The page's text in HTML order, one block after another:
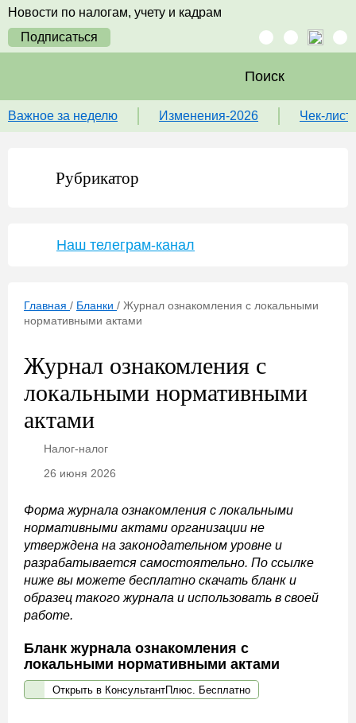
Новости по налогам, учету и кадрам
Подписаться
Поиск
Важное за неделю Изменения-2026 Чек-
Рубрикатор
Наш телеграм-канал
Главная / Бланки / Журнал ознакомления с локальными
нормативными актами
Журнал ознакомления с
локальными нормативными
актами
Налог-налог
26 июня 2026
Форма журнала ознакомления с локальными
нормативными актами организации не
утверждена на законодательном уровне и
разрабатывается самостоятельно. По ссылке
ниже вы можете бесплатно скачать бланк и
образец такого журнала и использовать в своей
работе.
Бланк журнала ознакомления с
локальными нормативными актами
Открыть в КонсультантПлюс. Бесплатно